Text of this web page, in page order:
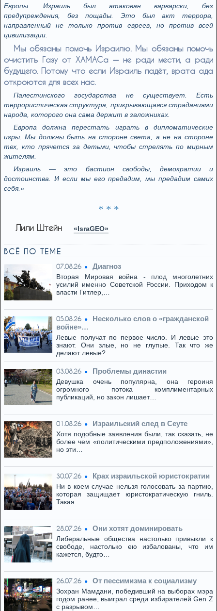
Европы. Израиль был атакован варварски, без
предупреждения, без пощады. Это был акт террора,
направленный не только против евреев, но против всей
цивилизации.
Мы обязаны помочь Израилю. Мы обязаны помочь
очистить Газу от ХАМАСа — не ради мести, а ради
будущего. Потому что если Израиль падёт, врата ада
откроются для всех нас.
Палестинского государства не существует. Есть
террористическая структура, прикрывающаяся страданиями
народа, которого она сама держит в заложниках.
Европа должна перестать играть в дипломатические
игры. Мы должны быть на стороне света, а не на стороне
тех, кто прячется за детьми, чтобы стрелять по мирным
жителям.
Израиль — это бастион свободы, демократии и
достоинства. И если мы его предадим, мы предадим самих
себя.»
* * *
Лили Штейн «IsraGEO»
ВСЁ ПО ТЕМЕ
07.08.26 Диагноз
Вторая Мировая война - плод многолетних
усилий именно Советской России. Приходом к
власти Гитлер,…
05.08.26
Несколько слов о «гражданской
войне»…
Левые получат по первое число. И левые это
знают. Они злые, но не глупые. Так что же
делают левые?…
03.08.26 Проблемы династии
Девушка очень популярна, она героиня
огромного потока комплиментарных
публикаций, но закон лишает…
01.08.26 Израильский след в Сеуте
Хотя подобные заявления были, так сказать, не
более чем «политическими предположениями»,
но эти…
30.07.26 Крах израильской юристократии
Ни в коем случае нельзя голосовать за партию,
которая защищает юристократическую гниль.
Такая…
28.07.26 Они хотят доминировать
Либеральные общества настолько привыкли к
свободе, настолько ею избалованы, что им
кажется, будто…
26.07.26 От пессимизма к социализму
Зохран Мамдани, победивший на выборах мэра
годом ранее, выиграл среди избирателей Gen Z
с разрывом…